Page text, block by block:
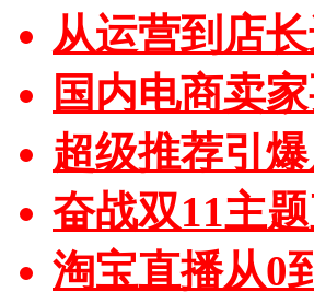
从运营到店
国内电商卖
超级推荐引
奋战双11主
淘宝直播从0